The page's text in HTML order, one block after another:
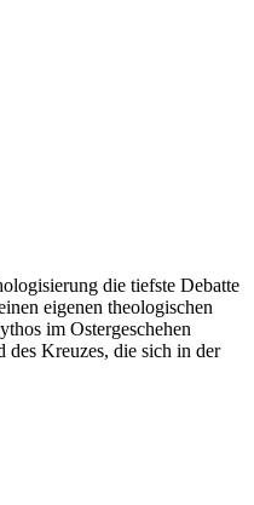
die tiefste Debatte
eigenen theologischen
im Ostergeschehen
des Kreuzes, die sich in der